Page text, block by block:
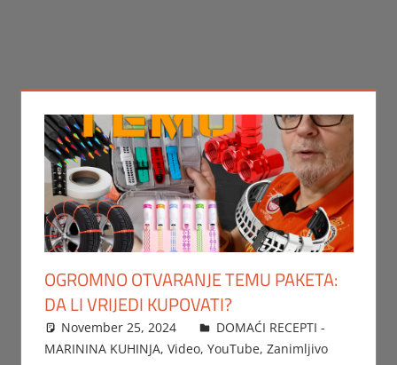
OGROMNO OTVARANJE TEMU PAKETA:
DA LI VRIJEDI KUPOVATI?
November 25, 2024 FTorgAdmin
DOMAĆI RECEPTI -
MARININA KUHINJA, Video, YouTube, Zanimljivo